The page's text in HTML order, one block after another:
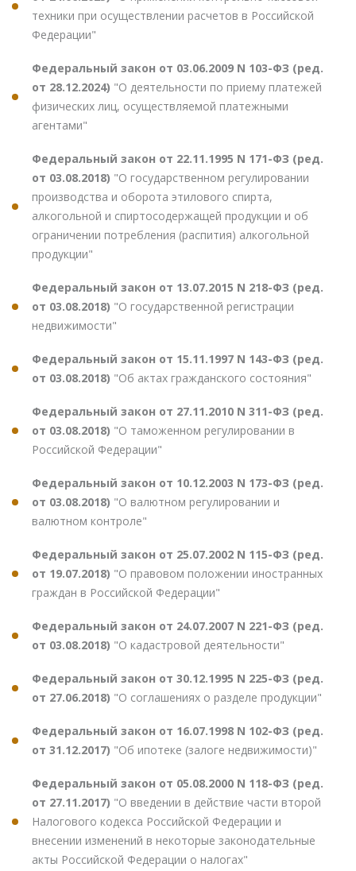
техники при осуществлении расчетов в Российской
Федерации"
Федеральный закон от 03.06.2009 N 103-ФЗ (ред.
от 28.12.2024) "О деятельности по приему платежей
физических лиц, осуществляемой платежными
агентами"
Федеральный закон от 22.11.1995 N 171-ФЗ (ред.
от 03.08.2018) "О государственном регулировании
производства и оборота этилового спирта,
алкогольной и спиртосодержащей продукции и об
ограничении потребления (распития) алкогольной
продукции"
Федеральный закон от 13.07.2015 N 218-ФЗ (ред.
от 03.08.2018) "О государственной регистрации
недвижимости"
Федеральный закон от 15.11.1997 N 143-ФЗ (ред.
от 03.08.2018) "Об актах гражданского состояния"
Федеральный закон от 27.11.2010 N 311-ФЗ (ред.
от 03.08.2018) "О таможенном регулировании в
Российской Федерации"
Федеральный закон от 10.12.2003 N 173-ФЗ (ред.
от 03.08.2018) "О валютном регулировании и
валютном контроле"
Федеральный закон от 25.07.2002 N 115-ФЗ (ред.
от 19.07.2018) "О правовом положении иностранных
граждан в Российской Федерации"
Федеральный закон от 24.07.2007 N 221-ФЗ (ред.
от 03.08.2018) "О кадастровой деятельности"
Федеральный закон от 30.12.1995 N 225-ФЗ (ред.
от 27.06.2018) "О соглашениях о разделе продукции"
Федеральный закон от 16.07.1998 N 102-ФЗ (ред.
от 31.12.2017) "Об ипотеке (залоге недвижимости)"
Федеральный закон от 05.08.2000 N 118-ФЗ (ред.
от 27.11.2017) "О введении в действие части второй
Налогового кодекса Российской Федерации и
внесении изменений в некоторые законодательные
акты Российской Федерации о налогах"